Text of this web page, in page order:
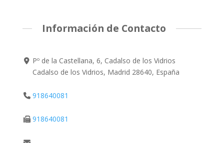
Información de Contacto
Pº de la Castellana, 6, Cadalso de los Vidrios
Cadalso de los Vidrios, Madrid 28640, España
918640081
918640081